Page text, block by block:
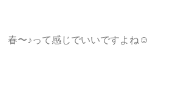
春〜♪って感じでいいですよね☺︎